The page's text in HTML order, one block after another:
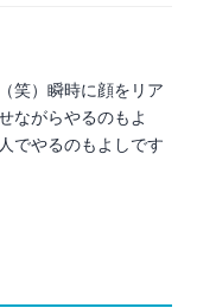
笑）瞬時に顔をリア
ながらやるのもよ
でやるのもよしです